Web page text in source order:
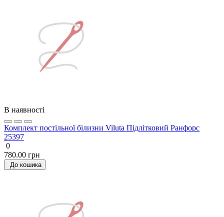
В наявності
Комплект постільної білизни Viluta Підлітковий Ранфорс
25397
0
780.00 грн
До кошика